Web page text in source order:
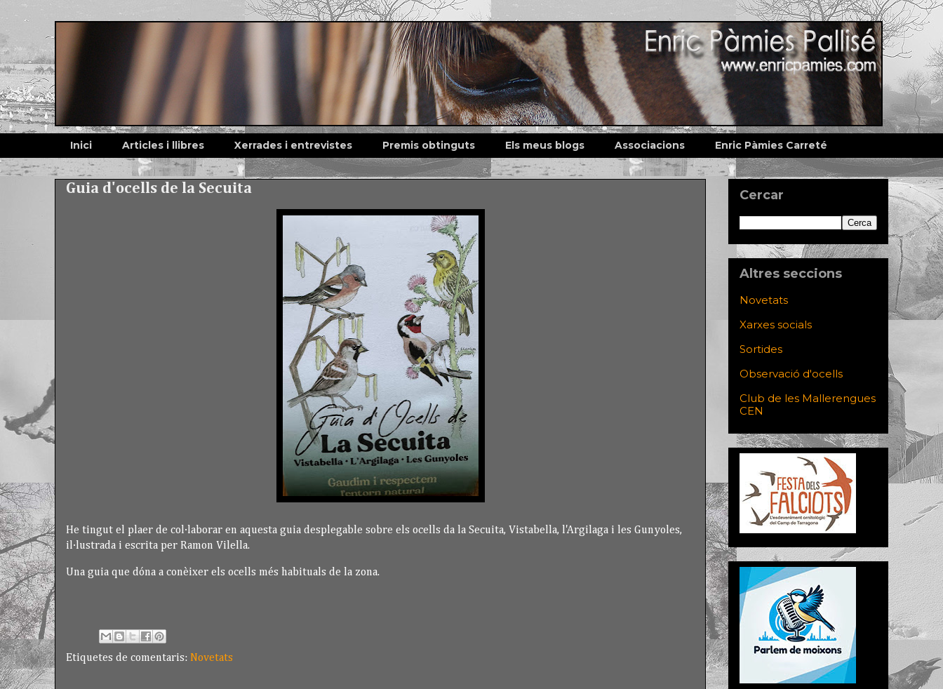
Inici Articles i llibres Xerrades i entrevistes Premis obtinguts Els meus blogs Associacions Enric Pàmies Carreté
Guia d'ocells de la Secuita
He tingut el plaer de col·laborar en aquesta guia desplegable sobre els ocells da la Secuita, Vistabella, l'Argilaga i les Gunyoles,
il·lustrada i escrita per Ramon Vilella.
Una guia que dóna a conèixer els ocells més habituals de la zona.
Etiquetes de comentaris: Novetats
Cercar
Altres seccions
Novetats
Xarxes socials
Sortides
Observació d'ocells
Club de les Mallerengues
CEN